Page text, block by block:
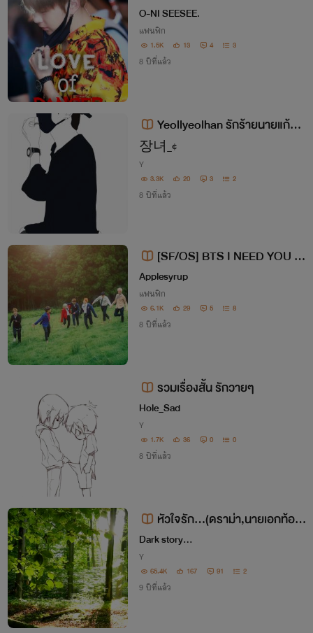
OVE OF DANGER
O-NI SEESEE.
แฟนฟิก
1.5K 13 4 3
8 ปีที่แล้ว
Yeollyeolhan รักร้ายนายแก้มใ
ส 18+
장녀_¢
Y
3.3K 20 3 2
8 ปีที่แล้ว
[SF/OS] BTS I NEED YOU (V
MIN MINV VGA KOOKV KOOK
MIN ฯลฯ )
Applesyrup
แฟนฟิก
6.1K 29 5 8
8 ปีที่แล้ว
รวมเรื่องสั้น รักวายๆ
Hole_Sad
Y
1.7K 36 0 0
8 ปีที่แล้ว
หัวใจรัก...(ดราม่า,นายเอกท้องไ
ด้,ฟรี,พระเอกเลวฯลฯ)
Dark story...
Y
65.4K 167 91 2
9 ปีที่แล้ว